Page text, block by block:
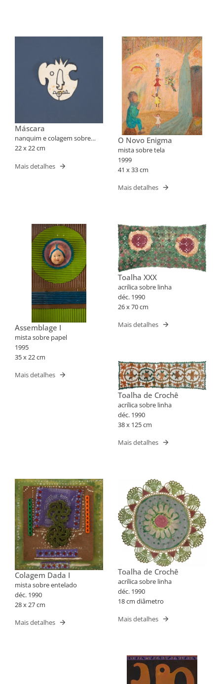
Máscara
nanquim e colagem sobre
papel
22 x 22 cm
Mais detalhes
O Novo Enigma
mista sobre tela
1999
41 x 33 cm
Mais detalhes
Assemblage I
mista sobre papel
1995
35 x 22 cm
Mais detalhes
Toalha XXX
acrílica sobre linha
déc. 1990
26 x 70 cm
Mais detalhes
Toalha de Crochê
acrílica sobre linha
déc. 1990
38 x 125 cm
Mais detalhes
Colagem Dada I
mista sobre entelado
déc. 1990
28 x 27 cm
Mais detalhes
Toalha de Crochê
acrílica sobre linha
déc. 1990
18 cm diâmetro
Mais detalhes